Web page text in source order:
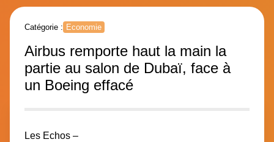
Catégorie : Economie
Airbus remporte haut la main la
partie au salon de Dubaï, face à
un Boeing effacé
Les Echos –